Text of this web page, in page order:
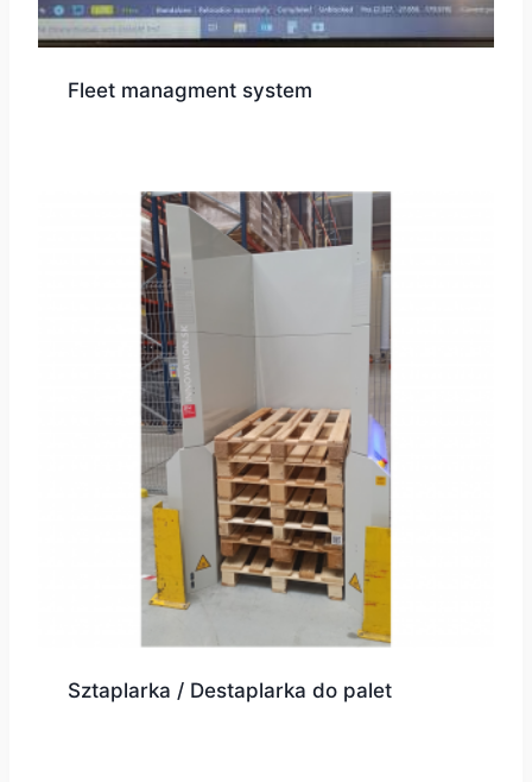
Fleet managment system
Sztaplarka / Destaplarka do palet